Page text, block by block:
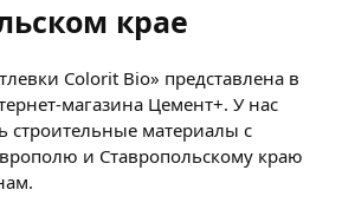
крае
Colorit Bio» представлена в
магазина Цемент+. У нас
строительные материалы с
и Ставропольскому краю